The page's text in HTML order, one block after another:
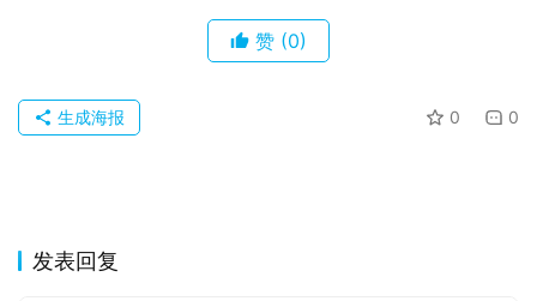
赞 (0)
0 0
生成海报
发表回复